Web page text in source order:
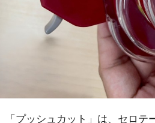
「プッシュカット」は、セロテ